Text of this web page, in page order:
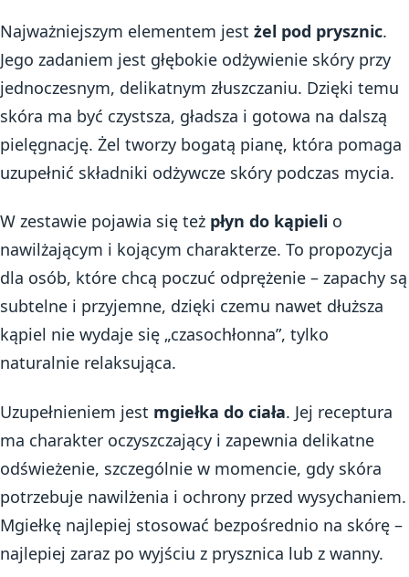
Najważniejszym elementem jest żel pod prysznic.
Jego zadaniem jest głębokie odżywienie skóry przy
jednoczesnym, delikatnym złuszczaniu. Dzięki temu
skóra ma być czystsza, gładsza i gotowa na dalszą
pielęgnację. Żel tworzy bogatą pianę, która pomaga
uzupełnić składniki odżywcze skóry podczas mycia.
W zestawie pojawia się też płyn do kąpieli o
nawilżającym i kojącym charakterze. To propozycja
dla osób, które chcą poczuć odprężenie – zapachy są
subtelne i przyjemne, dzięki czemu nawet dłuższa
kąpiel nie wydaje się „czasochłonna”, tylko
naturalnie relaksująca.
Uzupełnieniem jest mgiełka do ciała. Jej receptura
ma charakter oczyszczający i zapewnia delikatne
odświeżenie, szczególnie w momencie, gdy skóra
potrzebuje nawilżenia i ochrony przed wysychaniem.
Mgiełkę najlepiej stosować bezpośrednio na skórę –
najlepiej zaraz po wyjściu z prysznica lub z wanny.